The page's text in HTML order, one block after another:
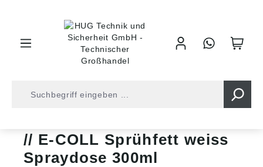
E-COLL Sprühfett weiss
Spraydose 300ml